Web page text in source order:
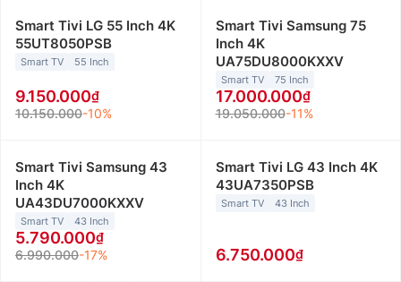
Smart Tivi LG 55 Inch 4K
55UT8050PSB
Smart TV 55 Inch
9.150.000
10.150.000-10%
Smart Tivi Samsung 75
Inch 4K
UA75DU8000KXXV
Smart TV 75 Inch
17.000.000
19.050.000-11%
Smart Tivi Samsung 43
Inch 4K
UA43DU7000KXXV
Smart TV 43 Inch
5.790.000
6.990.000-17%
Smart Tivi LG 43 Inch 4K
43UA7350PSB
Smart TV 43 Inch
6.750.000